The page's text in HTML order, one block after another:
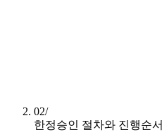
02/
한정승인 절차와 진행순서